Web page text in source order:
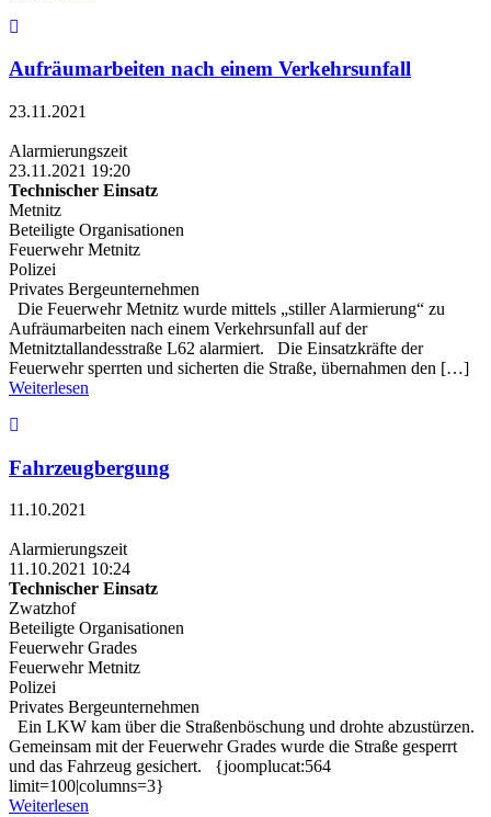
Aufräumarbeiten nach einem Verkehrsunfall
23.11.2021
Alarmierungszeit
23.11.2021 19:20
Technischer Einsatz
Metnitz
Beteiligte Organisationen
Feuerwehr Metnitz
Polizei
Privates Bergeunternehmen
Die Feuerwehr Metnitz wurde mittels „stiller Alarmierung“ zu
Aufräumarbeiten nach einem Verkehrsunfall auf der
Metnitztallandesstraße L62 alarmiert. Die Einsatzkräfte der
Feuerwehr sperrten und sicherten die Straße, übernahmen den […]
Weiterlesen
Fahrzeugbergung
11.10.2021
Alarmierungszeit
11.10.2021 10:24
Technischer Einsatz
Zwatzhof
Beteiligte Organisationen
Feuerwehr Grades
Feuerwehr Metnitz
Polizei
Privates Bergeunternehmen
Ein LKW kam über die Straßenböschung und drohte abzustürzen.
Gemeinsam mit der Feuerwehr Grades wurde die Straße gesperrt
und das Fahrzeug gesichert. {joomplucat:564
limit=100|columns=3}
Weiterlesen